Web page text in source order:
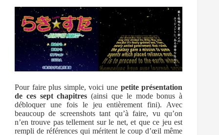
Pour faire plus simple, voici une petite présentation
de ces sept chapitres(ainsi que le mode bonus à
débloquer une fois le jeu entièrement fini). Avec
beaucoup de screenshots tant qu’à faire, vu qu’on
n’en trouve pas tellement sur le net, et que ce jeu est
rempli de références qui méritent le coup d’œil même